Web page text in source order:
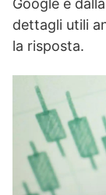
Google e
dettagli utili
la risposta.